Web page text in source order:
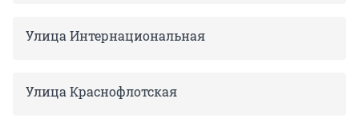
Улица Интернациональная
Улица Краснофлотская